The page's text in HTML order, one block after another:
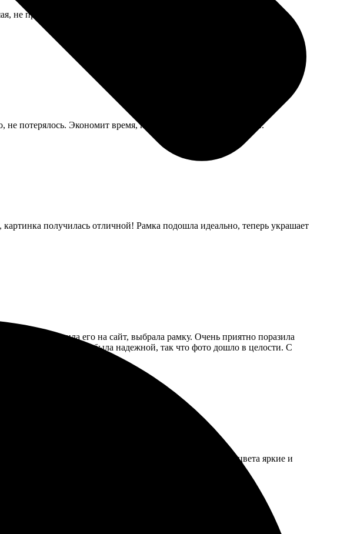
промокает, обложка уже слегка потерлась, но это от частого
не потерялось. Экономит время, не надо самому на почту идти.
получилась отличной! Рамка подошла идеально, теперь украшает
фото, загрузила его на сайт, выбрала рамку. Очень приятно поразила
Упаковка была надежной, так что фото дошло в целости. С
вовремя, упаковка надежная. Качество на высоте, цвета яркие и